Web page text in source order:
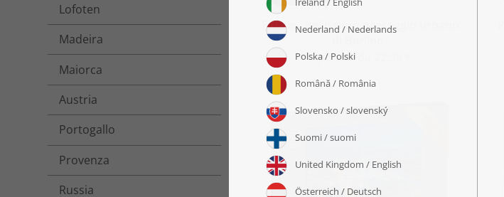
Lofoten
Madeira
Maiorca
Austria
Portogallo
Provenza
Russia
Puzzle „Bellissimo paesaggio urbano
a partire da 22,99 €